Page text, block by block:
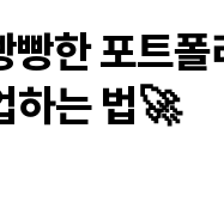
한 포트
하는 법🚀